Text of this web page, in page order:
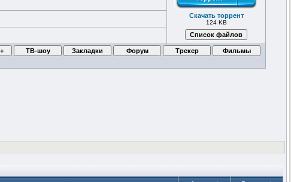
Скачать торрент
124 KB